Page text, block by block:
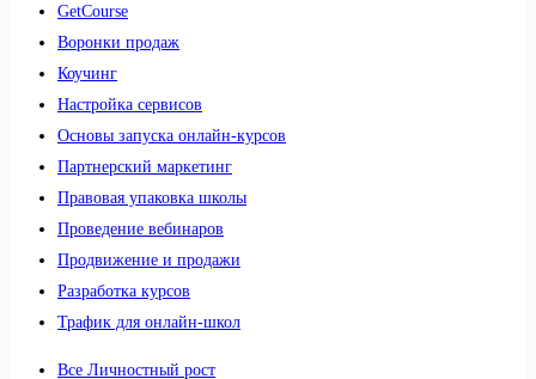
GetCourse
Воронки продаж
Коучинг
Настройка сервисов
Основы запуска онлайн-курсов
Партнерский маркетинг
Правовая упаковка школы
Проведение вебинаров
Продвижение и продажи
Разработка курсов
Трафик для онлайн-школ
Все Личностный рост